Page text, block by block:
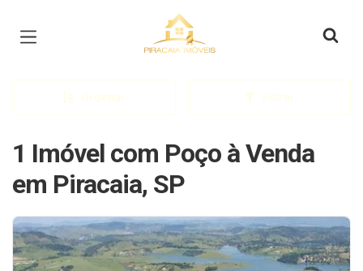
Página inicial
Ordenar Filtrar
1 Imóvel com Poço à Venda
em Piracaia, SP